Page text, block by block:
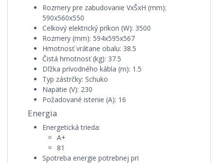
Rozmery pre zabudovanie VxŠxH (mm):
590x560x550
Celkový elektrický príkon (W): 3500
Rozmery (mm): 594x595x567
Hmotnosť vrátane obalu: 38.5
Čistá hmotnosť (kg): 37.5
Dľžka prívodného kábla (m): 1.5
Typ zástrčky: Schuko
Napätie (V): 230
Požadované istenie (A): 16
Energia
Energetická trieda:
A+
81
Spotreba energie potrebnej pri